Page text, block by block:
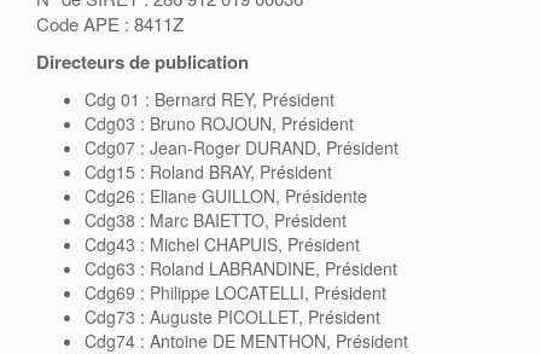
Code APE : 8411Z
Directeurs de publication
Cdg 01 : Bernard REY, Président
Cdg03 : Bruno ROJOUN, Président
Cdg07 : Jean-Roger DURAND, Président
Cdg15 : Roland BRAY, Président
Cdg26 : Eliane GUILLON, Présidente
Cdg38 : Marc BAIETTO, Président
Cdg43 : Michel CHAPUIS, Président
Cdg63 : Roland LABRANDINE, Président
Cdg69 : Philippe LOCATELLI, Président
Cdg73 : Auguste PICOLLET, Président
Cdg74 : Antoine DE MENTHON, Président